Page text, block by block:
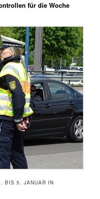
für die Woche
BIS 5. JANUAR IN